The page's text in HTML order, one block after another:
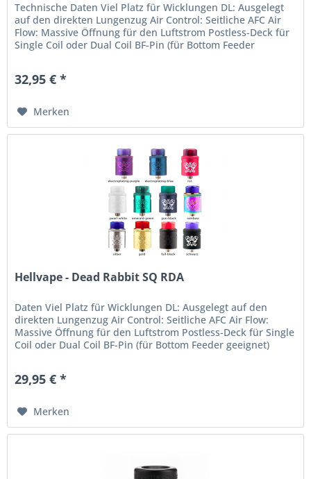
Technische Daten Viel Platz für Wicklungen DL: Ausgelegt
auf den direkten Lungenzug Air Control: Seitliche AFC Air
Flow: Massive Öffnung für den Luftstrom Postless-Deck für
Single Coil oder Dual Coil BF-Pin (für Bottom Feeder
32,95 € *
Merken
Hellvape - Dead Rabbit SQ RDA
Daten Viel Platz für Wicklungen DL: Ausgelegt auf den
direkten Lungenzug Air Control: Seitliche AFC Air Flow:
Massive Öffnung für den Luftstrom Postless-Deck für Single
Coil oder Dual Coil BF-Pin (für Bottom Feeder geeignet)
29,95 € *
Merken